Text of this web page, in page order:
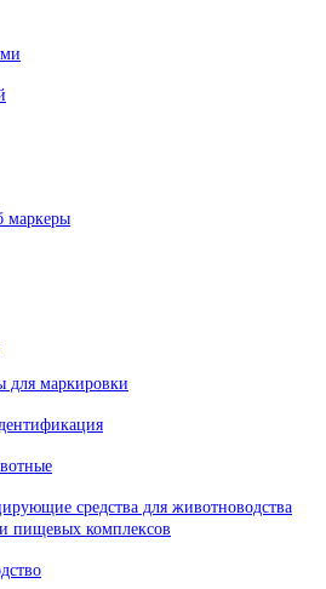
маркеры
маркировки
средства для животноводства
пищевых комплексов